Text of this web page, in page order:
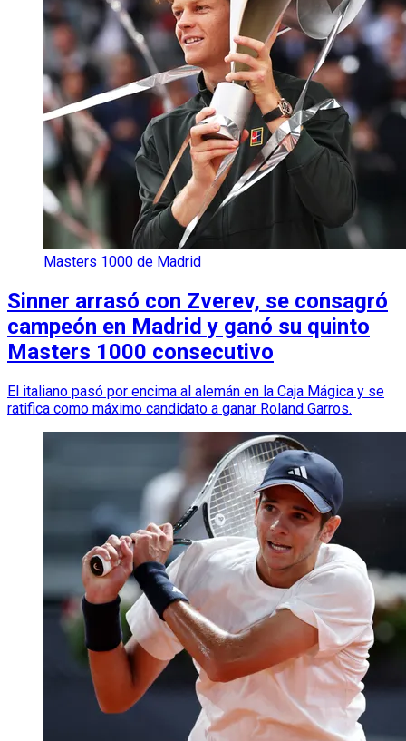
Masters 1000 de Madrid
Sinner arrasó con Zverev, se consagró
campeón en Madrid y ganó su quinto
Masters 1000 consecutivo
El italiano pasó por encima al alemán en la Caja Mágica y se
ratifica como máximo candidato a ganar Roland Garros.